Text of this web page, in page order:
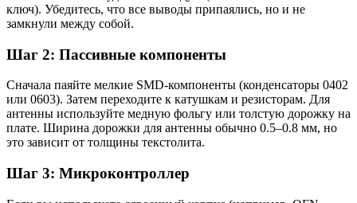
ключ). Убедитесь, что все выводы припаялись, но и не
замкнули между собой.
Шаг 2: Пассивные компоненты
Сначала паяйте мелкие SMD-компоненты (конденсаторы 0402
или 0603). Затем переходите к катушкам и резисторам. Для
антенны используйте медную фольгу или толстую дорожку на
плате. Ширина дорожки для антенны обычно 0.5–0.8 мм, но
это зависит от толщины текстолита.
Шаг 3: Микроконтроллер